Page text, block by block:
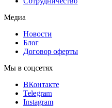
Медиа
Новости
Блог
Договор оферты
Мы в соцсетях
ВКонтакте
Telegram
Instagram